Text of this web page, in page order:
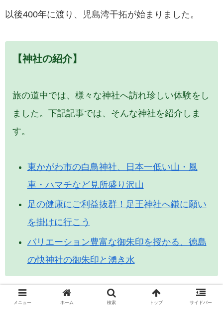
以後400年に渡り、児島湾干拓が始まりました。
【神社の紹介】
旅の道中では、様々な神社へ訪れ珍しい体験をし
ました。下記記事では、そんな神社を紹介しま
す。
東かがわ市の白鳥神社、日本一低い山・風
車・ハマチなど見所盛り沢山
足の健康にご利益抜群！足王神社へ鎌に願い
を掛けに行こう
バリエーション豊富な御朱印を授かる、徳島
の快神社の御朱印と湧き水
メニュー ホーム 検索 トップ サイドバー